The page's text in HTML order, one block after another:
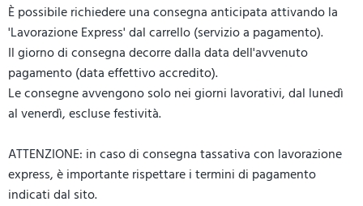
È possibile richiedere una consegna anticipata attivando la
'Lavorazione Express' dal carrello (servizio a pagamento).
Il giorno di consegna decorre dalla data dell'avvenuto
pagamento (data effettivo accredito).
Le consegne avvengono solo nei giorni lavorativi, dal lunedì
al venerdì, escluse festività.
ATTENZIONE: in caso di consegna tassativa con lavorazione
express, è importante rispettare i termini di pagamento
indicati dal sito.